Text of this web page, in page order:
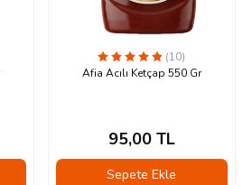
(10)
Afia Acılı Ketçap 550 Gr
95,00TL
Sepete Ekle